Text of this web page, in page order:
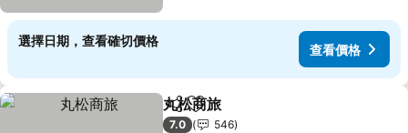
選擇日期，查看確切價格
查看價格
分享 加入我的最愛
丸松商旅
7.0
546